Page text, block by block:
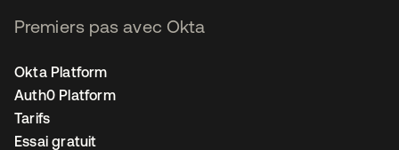
Premiers pas avec Okta
Okta Platform
Auth0 Platform
Tarifs
Essai gratuit